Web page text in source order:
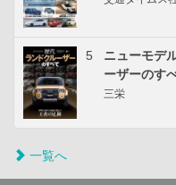
5
ニューモデ
ーザーのす
三栄
一覧へ